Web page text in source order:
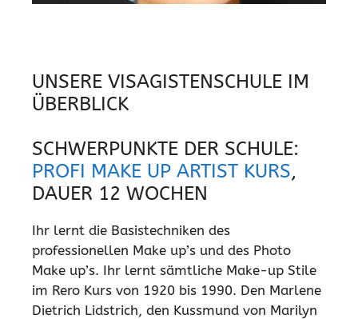
UNSERE VISAGISTENSCHULE IM
ÜBERBLICK
SCHWERPUNKTE DER SCHULE:
PROFI MAKE UP ARTIST KURS,
DAUER 12 WOCHEN
Ihr lernt die Basistechniken des
professionellen Make up’s und des Photo
Make up’s. Ihr lernt sämtliche Make-up Stile
im Rero Kurs von 1920 bis 1990. Den Marlene
Dietrich Lidstrich, den Kussmund von Marilyn